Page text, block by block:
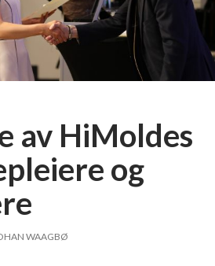
a
c
h
e
l
a
s
av HiMoldes
og
WAAGBØ